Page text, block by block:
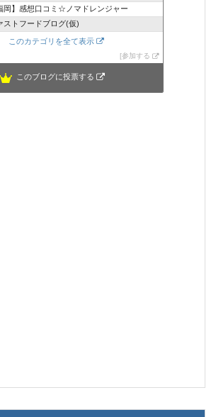
岡】感想口コミ☆ノマドレンジャー
ストフードブログ(仮)
このカテゴリを全て表示
参加する
このブログに投票する